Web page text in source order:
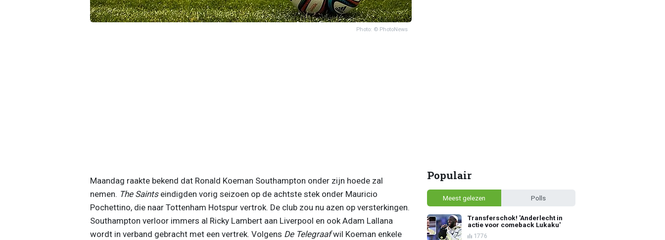
Photo: © PhotoNews
Maandag raakte bekend dat Ronald Koeman Southampton onder zijn hoede zal
nemen. The Saintseindigden vorig seizoen op de achtste stek onder Mauricio
Pochettino, die naar Tottenham Hotspur vertrok. De club zou nu azen op versterkingen.
Southampton verloor immers al Ricky Lambert aan Liverpool en ook Adam Lallana
wordt in verband gebracht met een vertrek. Volgens De Telegraafwil Koeman enkele
Populair
Meest gelezen Polls
Transferschok! 'Anderlecht in
actie voor comeback Lukaku'
1776